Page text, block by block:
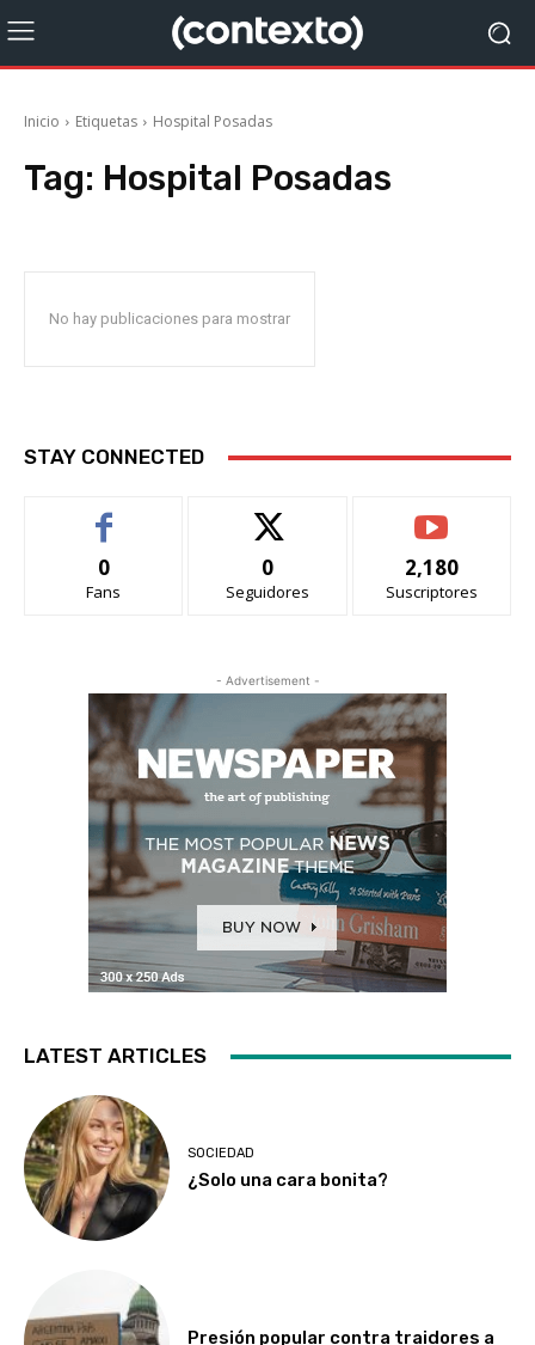
Inicio Etiquetas Hospital Posadas
Tag: Hospital Posadas
No hay publicaciones para mostrar
STAY CONNECTED
0
Fans
0
Seguidores
2,180
Suscriptores
- Advertisement -
LATEST ARTICLES
SOCIEDAD
¿Solo una cara bonita?
Presión popular contra traidores a